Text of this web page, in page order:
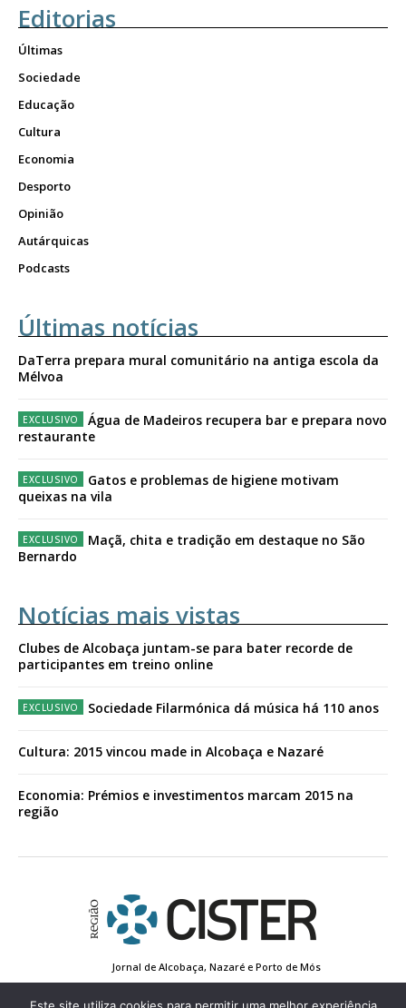
Editorias
Últimas
Sociedade
Educação
Cultura
Economia
Desporto
Opinião
Autárquicas
Podcasts
Últimas notícias
DaTerra prepara mural comunitário na antiga escola da
Mélvoa
Água de Madeiros recupera bar e prepara novo
restaurante
Gatos e problemas de higiene motivam
queixas na vila
Maçã, chita e tradição em destaque no São
Bernardo
Notícias mais vistas
Clubes de Alcobaça juntam-se para bater recorde de
participantes em treino online
Sociedade Filarmónica dá música há 110 anos
Cultura: 2015 vincou made in Alcobaça e Nazaré
Economia: Prémios e investimentos marcam 2015 na
região
Jornal de Alcobaça, Nazaré e Porto de Mós
Estatuto Editorial
Contactos
Política de Privacidade
Conta de Registo
Edição Impressa